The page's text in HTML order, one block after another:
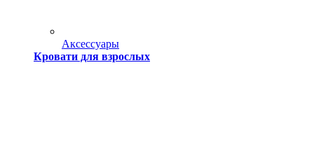
Аксессуары
Кровати для взрослых